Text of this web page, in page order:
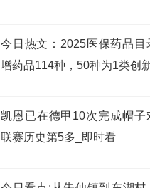
今日热文：2025医保药品目
增药品114种，50种为1类创
凯恩已在德甲10次完成帽子
联赛历史第5多_即时看